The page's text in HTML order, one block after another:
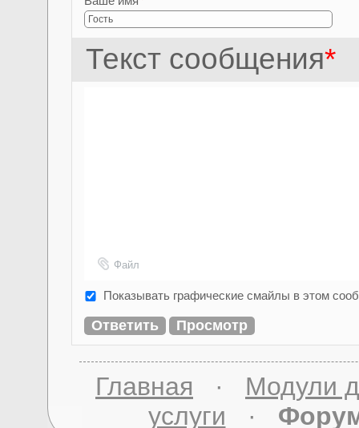
Текст сообщения*
Файл
Показывать графические смайлы в этом
Главная · Модули
услуги ·